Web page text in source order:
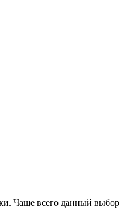
Чаще всего данный выбор